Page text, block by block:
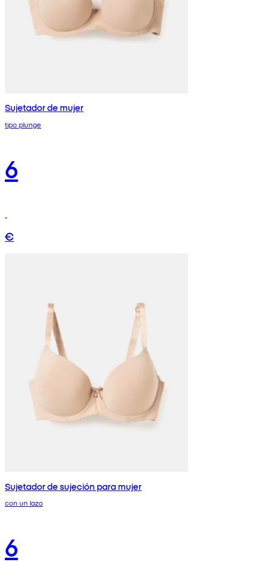
Sujetador de mujer
tipo plunge
6
€
Sujetador de sujeción para mujer
con un lazo
6